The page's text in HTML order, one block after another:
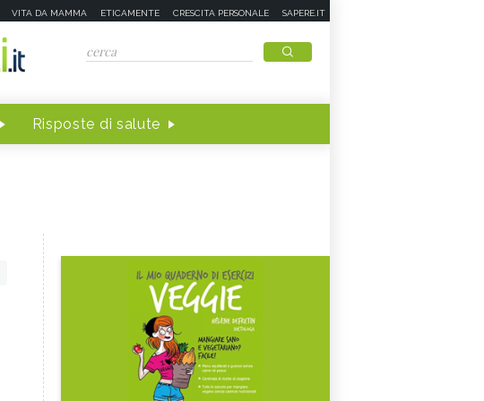
VITA DA MAMMA ETICAMENTE CRESCITA PERSONALE SAPERE.IT
Risposte di salute